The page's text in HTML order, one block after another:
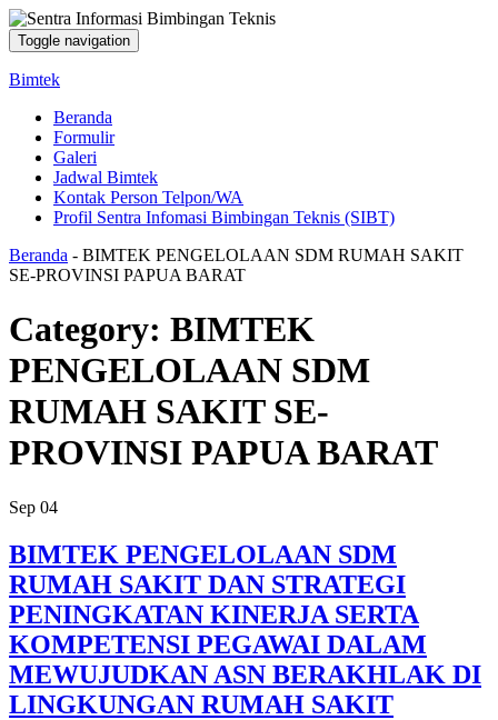
Toggle navigation
Bimtek
Beranda
Formulir
Galeri
Jadwal Bimtek
Kontak Person Telpon/WA
Profil Sentra Infomasi Bimbingan Teknis (SIBT)
Beranda - BIMTEK PENGELOLAAN SDM RUMAH SAKIT
SE-PROVINSI PAPUA BARAT
Category: BIMTEK
PENGELOLAAN SDM
RUMAH SAKIT SE-
PROVINSI PAPUA BARAT
Sep 04
BIMTEK PENGELOLAAN SDM
RUMAH SAKIT DAN STRATEGI
PENINGKATAN KINERJA SERTA
KOMPETENSI PEGAWAI DALAM
MEWUJUDKAN ASN BERAKHLAK DI
LINGKUNGAN RUMAH SAKIT